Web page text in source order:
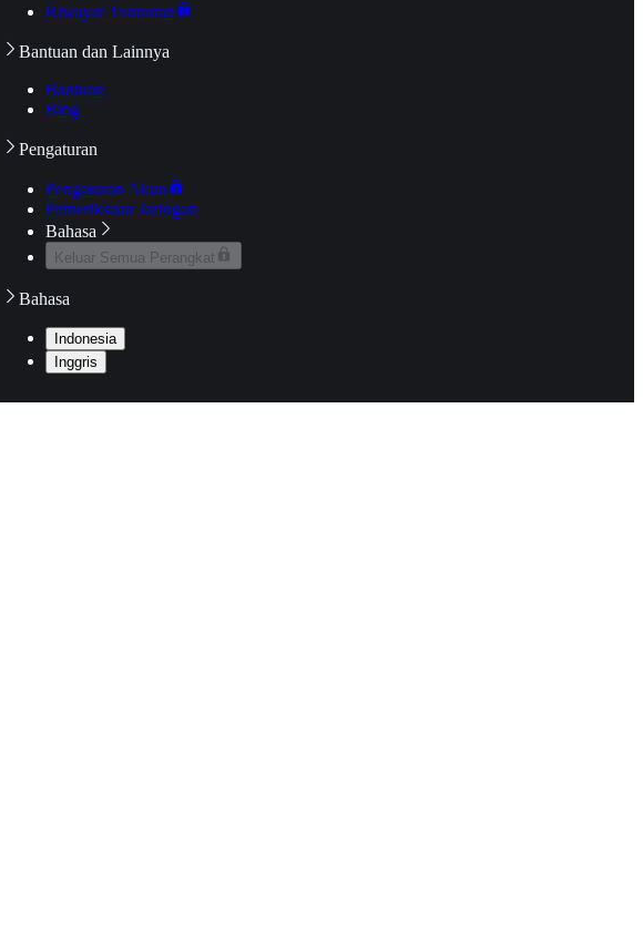
Riwayat Tontonan
Bantuan dan Lainnya
Bantuan
Blog
Pengaturan
Pengaturan Akun
Pemeriksaan Jaringan
Bahasa
Keluar Semua Perangkat
Bahasa
Indonesia
Inggris